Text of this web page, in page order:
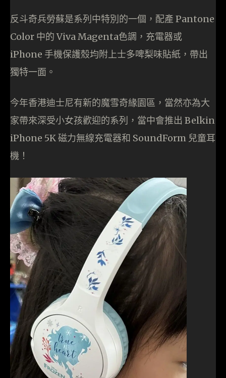
反斗奇兵勞蘇是系列中特別的一個，配產 Pantone
Color 中的 Viva Magenta色調，充電器或
iPhone 手機保護殼均附上士多啤梨味貼紙，帶出
獨特一面。
今年香港迪士尼有新的魔雪奇緣園區，當然亦為大
家帶來深受小女孩歡迎的系列，當中會推出 Belkin
iPhone 5K 磁力無線充電器和 SoundForm 兒童耳
機！